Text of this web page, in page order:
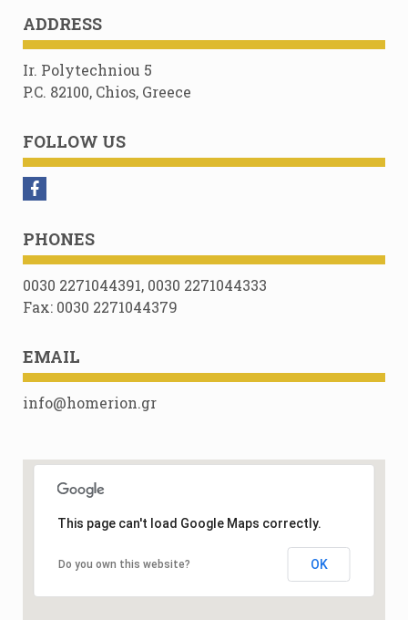
ADDRESS
Ir. Polytechniou 5
P.C. 82100, Chios, Greece
FOLLOW US
PHONES
0030 2271044391, 0030 2271044333
Fax: 0030 2271044379
EMAIL
info@homerion.gr
This page can't load Google Maps correctly.
Do you own this website? OK